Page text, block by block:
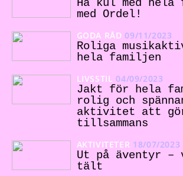
Ha kul med hela
med Ordel!
GODA RÅD 09/11/2023
Roliga
hela familjen
LIVSSTIL 04/09/2023
Jakt för hela
rolig och
aktivitet att
tillsammans
AKTIVITETER 18/07/2023
Ut på äventyr
tält